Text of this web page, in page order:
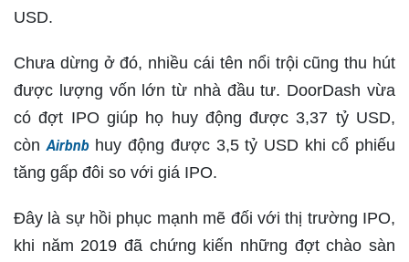
USD.
Chưa dừng ở đó, nhiều cái tên nổi trội cũng thu hút
được lượng vốn lớn từ nhà đầu tư. DoorDash vừa
có đợt IPO giúp họ huy động được 3,37 tỷ USD,
còn Airbnbhuy động được 3,5 tỷ USD khi cổ phiếu
tăng gấp đôi so với giá IPO.
Đây là sự hồi phục mạnh mẽ đối với thị trường IPO,
khi năm 2019 đã chứng kiến những đợt chào sàn